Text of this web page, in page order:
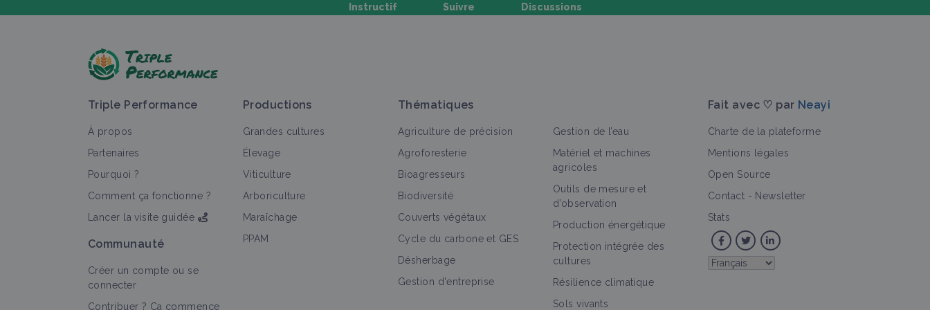
Instructif Suivre
Discussions
Tout Matériel et équipement Fiche technique Retour d'expérience Culture et production
>
Matériel de récolte
Matériel et équipement
Triple Performance
À propos
Partenaires
Pourquoi ?
Comment ça fonctionne ?
Lancer la visite guidée
Communauté
Créer un compte ou se
connecter
Contribuer ? Ça commence
Productions
Grandes cultures
Élevage
Viticulture
Arboriculture
Maraîchage
PPAM
Thématiques
Agriculture de précision
Agroforesterie
Bioagresseurs
Biodiversité
Couverts végétaux
Cycle du carbone et GES
Désherbage
Gestion d'entreprise
Gestion de l’eau
Matériel et machines
agricoles
Outils de mesure et
d’observation
Production énergétique
Protection intégrée des
cultures
Résilience climatique
Sols vivants
Fait avec ♡ par Neayi
Charte de la plateforme
Mentions légales
Open Source
Contact - Newsletter
Stats